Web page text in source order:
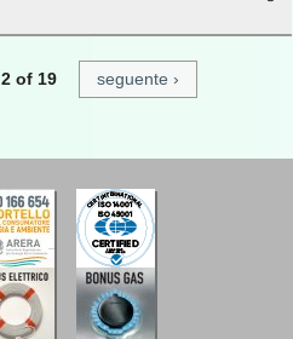
2 of 19 seguente ›